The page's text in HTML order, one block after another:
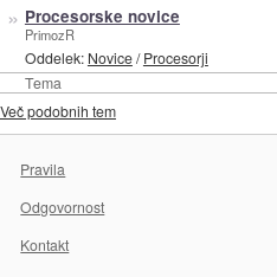
Tema
» Procesorske novice
PrimozR
Oddelek: Novice/Procesorji
Več podobnih tem
Pravila
Odgovornost
Kontakt